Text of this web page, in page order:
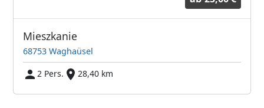
Mieszkanie
68753 Waghaüsel
2 Pers.
28,40 km